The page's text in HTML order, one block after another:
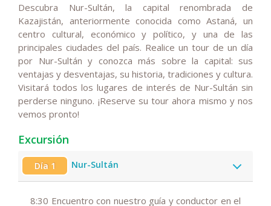
Descubra Nur-Sultán, la capital renombrada de
Kazajistán, anteriormente conocida como Astaná, un
centro cultural, económico y político, y una de las
principales ciudades del país. Realice un tour de un día
por Nur-Sultán y conozca más sobre la capital: sus
ventajas y desventajas, su historia, tradiciones y cultura.
Visitará todos los lugares de interés de Nur-Sultán sin
perderse ninguno. ¡Reserve su tour ahora mismo y nos
vemos pronto!
Excursión
Día 1 Nur-Sultán
8:30 Encuentro con nuestro guía y conductor en el